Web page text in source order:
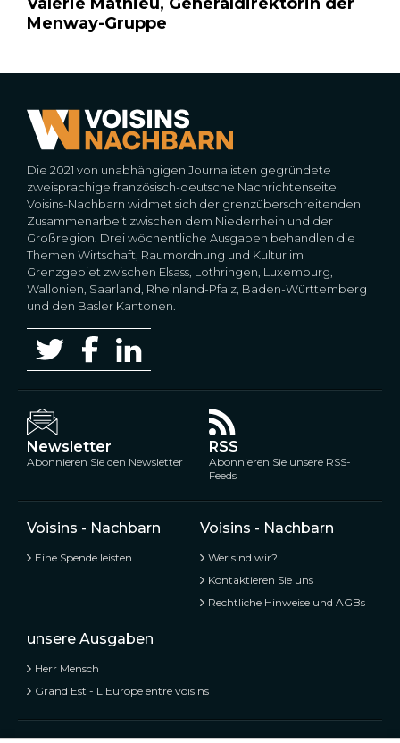
Valérie Mathieu, Generaldirektorin der
Menway-Gruppe
Die 2021 von unabhängigen Journalisten gegründete
zweisprachige französisch-deutsche Nachrichtenseite
Voisins-Nachbarn widmet sich der grenzüberschreitenden
Zusammenarbeit zwischen dem Niederrhein und der
Großregion. Drei wöchentliche Ausgaben behandlen die
Themen Wirtschaft, Raumordnung und Kultur im
Grenzgebiet zwischen Elsass, Lothringen, Luxemburg,
Wallonien, Saarland, Rheinland-Pfalz, Baden-Württemberg
und den Basler Kantonen.
Newsletter
Abonnieren Sie den Newsletter
RSS
Abonnieren Sie unsere RSS-
Feeds
Voisins - Nachbarn
Eine Spende leisten
Voisins - Nachbarn
Wer sind wir?
Kontaktieren Sie uns
Rechtliche Hinweise und AGBs
unsere Ausgaben
Herr Mensch
Grand Est - L'Europe entre voisins